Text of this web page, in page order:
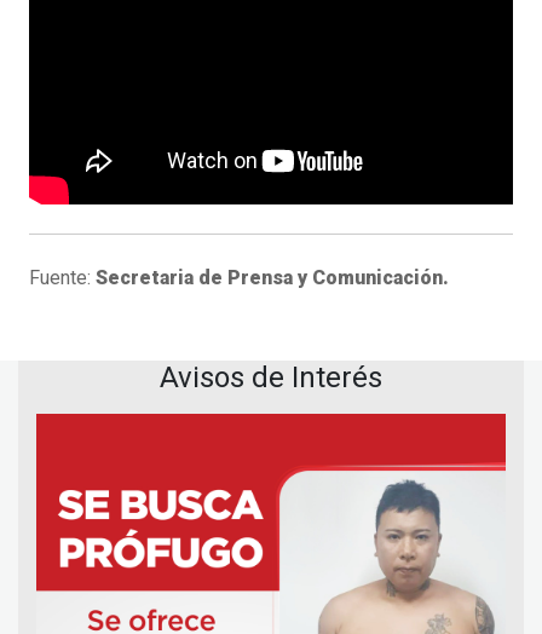
Fuente: Secretaria de Prensa y Comunicación.
Avisos de Interés